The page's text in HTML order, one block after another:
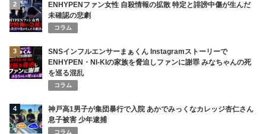
2
ENHYPENファン女性 自殺情報の拡散 特定と誹謗中傷が生んだ
未確認の悲劇
コラム
3
SNSインフルエンサーまぁくん Instagramストーリーで
ENHYPEN・NI-KIの家族を脅迫しファンに謝罪 みなちゃんの死
を巡る混乱
コラム
4
神戸高1男子が集団暴行で入院 あかでみっくなカレッジ杏仁さん
息子被害 少年逮捕
コラム